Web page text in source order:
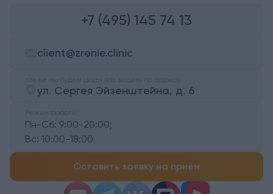
+7 (495) 145 74 13
client@zrenie.clinic
также мы будем рады вас видеть по адресу:
ул. Сергея Эйзенштейна, д. 6
Режим работы:
Пн-Сб: 9:00-20:00;
Вс: 10:00-18:00
Оставить заявку на приём